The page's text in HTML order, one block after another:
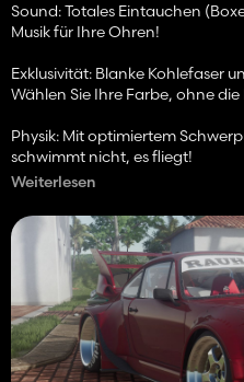
Sound: Totales Eintauchen
Musik für Ihre Ohren!
Exklusivität: Blanke Kohlefaser
Wählen Sie Ihre Farbe, ohne
Physik: Mit optimiertem
schwimmt nicht, es fliegt!
Es ist so brutal, dass ich es
hahahahaha. Es liegt an
veröffentliche. Wenn nicht,
Netzwerken angezeigt. In ein
Weiterlesen